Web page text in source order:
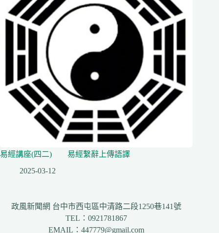
易經講座(四二) 易經繫辭上傳語譯
2025-03-12
政風新聞網 台中市西屯區中清路二段1250巷141號
TEL：0921781867
EMAIL：447779@gmail.com